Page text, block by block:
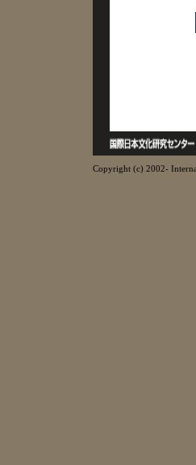
Copyright (c) 2002-